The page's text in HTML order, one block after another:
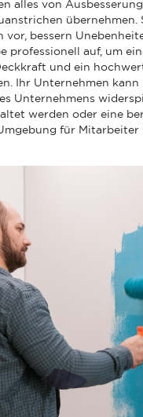
alles von
übernehmen.
vor, bessern
professionell auf, um
und ein
Ihr Unternehmen kann
Unternehmens
werden oder eine
für Mitarbeiter